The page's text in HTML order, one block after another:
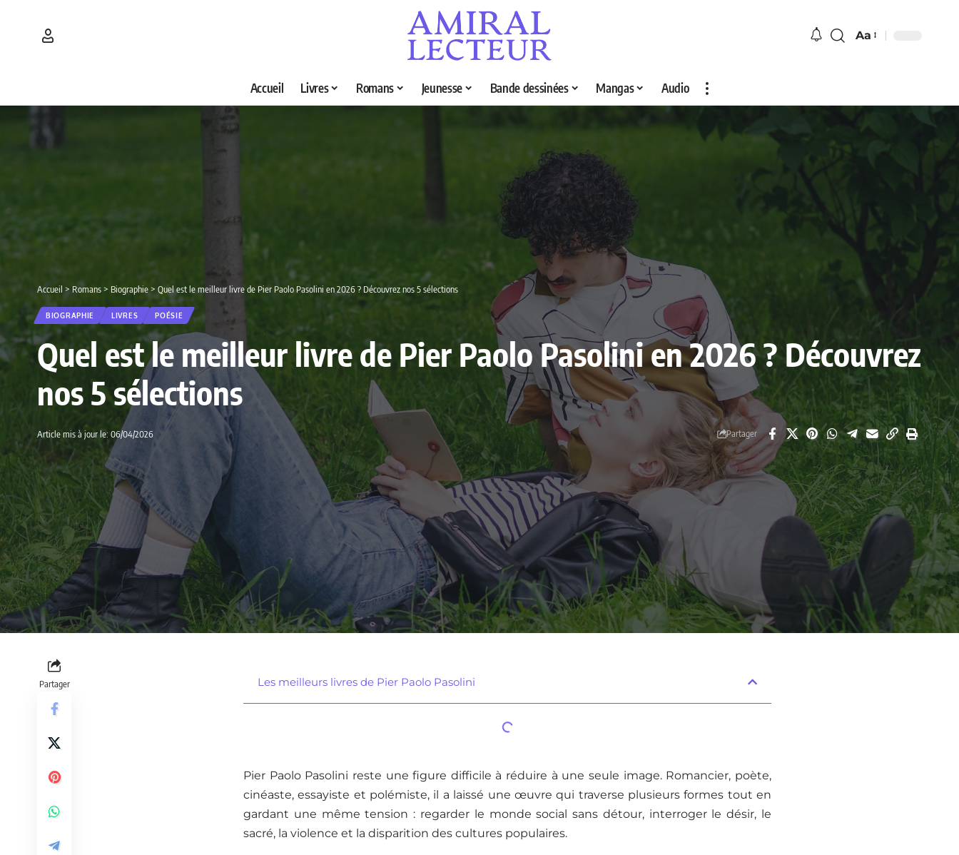
Aa
Accueil Livres Romans Jeunesse Bande dessinées Mangas Audio
Accueil > Romans> Biographie> Quel est le meilleur livre de Pier Paolo Pasolini en 2026 ? Découvrez nos 5 sélections
BIOGRAPHIE LIVRES POÉSIE
Quel est le meilleur livre de Pier Paolo Pasolini en 2026 ? Découvrez
nos 5 sélections
Article mis à jour le: 06/04/2026 Partager
Partager Les meilleurs livres de Pier Paolo Pasolini
Pier Paolo Pasolini reste une figure difficile à réduire à une seule image. Romancier, poète,
cinéaste, essayiste et polémiste, il a laissé une œuvre qui traverse plusieurs formes tout en
gardant une même tension : regarder le monde social sans détour, interroger le désir, le
sacré, la violence et la disparition des cultures populaires.